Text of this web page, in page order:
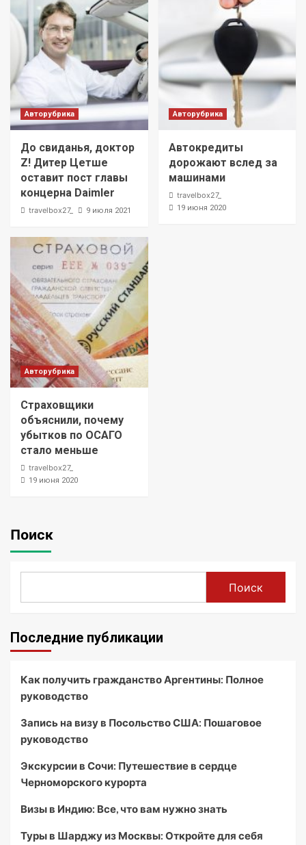
Авторубрика
До свиданья, доктор
Z! Дитер Цетше
оставит пост главы
концерна Daimler
travelbox27_ 9 июля 2021
Авторубрика
Автокредиты
дорожают вслед за
машинами
travelbox27_
19 июня 2020
Авторубрика
Страховщики
объяснили, почему
убытков по ОСАГО
стало меньше
travelbox27_
19 июня 2020
Поиск
Поиск
Последние публикации
Как получить гражданство Аргентины: Полное
руководство
Запись на визу в Посольство США: Пошаговое
руководство
Экскурсии в Сочи: Путешествие в сердце
Черноморского курорта
Визы в Индию: Все, что вам нужно знать
Туры в Шарджу из Москвы: Откройте для себя